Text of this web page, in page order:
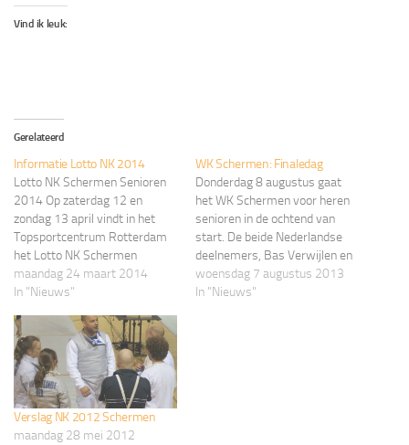
Vind ik leuk:
Gerelateerd
Informatie Lotto NK 2014
Lotto NK Schermen Senioren
2014 Op zaterdag 12 en
zondag 13 april vindt in het
Topsportcentrum Rotterdam
het Lotto NK Schermen
Senioren plaats. Op zowel
floret, degen en sabel strijden
schermsters om de
Nederlandse titel. De winnaars
van het NK 2013 Bas
Verwijlen (degen), Max Jansen
(floret), Saskia…
maandag 24 maart 2014
In "Nieuws"
WK Schermen: Finaledag
Donderdag 8 augustus gaat
het WK Schermen voor heren
senioren in de ochtend van
start. De beide Nederlandse
deelnemers, Bas Verwijlen en
Tristan Tulen komen
tegelijkertijd in actie: om 9.10
woensdag 7 augustus 2013
In "Nieuws"
Verslag NK 2012 Schermen
maandag 28 mei 2012